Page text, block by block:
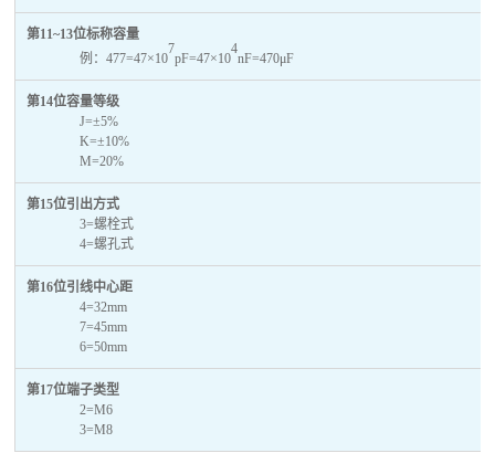
第11~13位标称容量
例：477=47×10
7
pF=47×10
4
nF=470μF
第14位容量等级
J=±5%
K=±10%
M=20%
第15位引出方式
3=螺栓式
4=螺孔式
第16位引线中心距
4=32mm
7=45mm
6=50mm
第17位端子类型
2=M6
3=M8